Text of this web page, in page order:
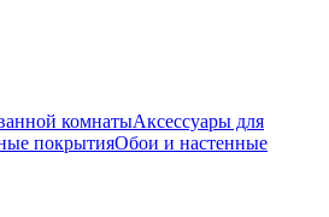
комнатыАксессуары для
покрытияОбои и настенные